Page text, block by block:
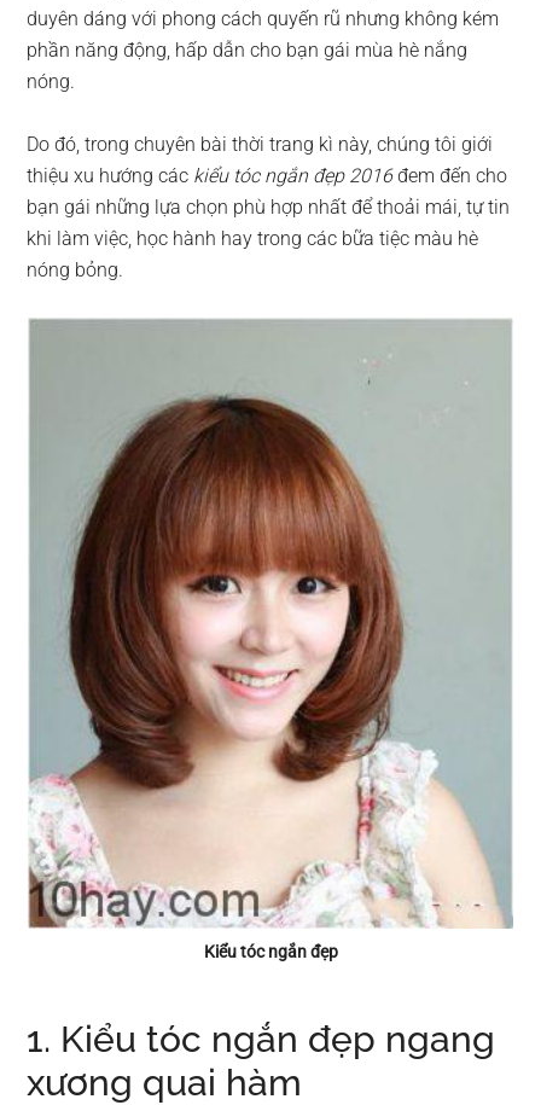
duyên dáng với phong cách quyến rũ nhưng không kém
phần năng động, hấp dẫn cho bạn gái mùa hè nắng
nóng.
Do đó, trong chuyên bài thời trang kì này, chúng tôi giới
thiệu xu hướng các kiểu tóc ngắn đẹp 2016đem đến cho
bạn gái những lựa chọn phù hợp nhất để thoải mái, tự tin
khi làm việc, học hành hay trong các bữa tiệc màu hè
nóng bỏng.
Kiểu tóc ngắn đẹp
1. Kiểu tóc ngắn đẹp ngang
xương quai hàm